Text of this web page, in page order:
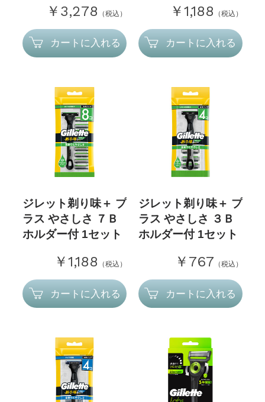
￥3,278 （税込）
カートに入れる
￥1,188 （税込）
カートに入れる
ジレット剃り味＋ プ
ラス やさしさ ７Ｂ
ホルダー付 1セット
￥1,188 （税込）
カートに入れる
ジレット剃り味＋ プ
ラス やさしさ ３Ｂ
ホルダー付 1セット
￥767 （税込）
カートに入れる